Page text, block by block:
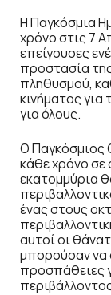
Η Παγκόσμια
χρόνο στις 7
επείγουσες
προστασία
πληθυσμού,
κινήματος για
για όλους.
Ο Παγκόσμιος
κάθε χρόνο σε
εκατομμύρια
ένας στους
αυτοί οι
μπορούσαν
προσπάθειες